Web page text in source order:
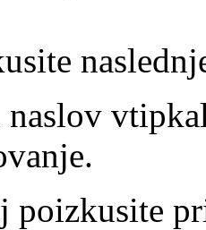
naslov
poizkusite